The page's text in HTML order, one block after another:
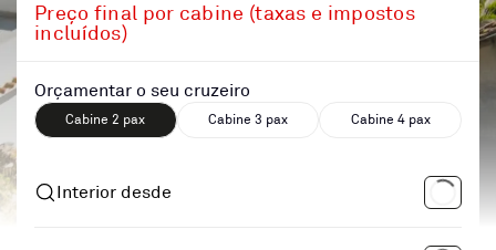
Preço final por cabine (taxas e impostos
incluídos)
Orçamentar o seu cruzeiro
Cabine 2 pax Cabine 3 pax Cabine 4 pax
Interior desde